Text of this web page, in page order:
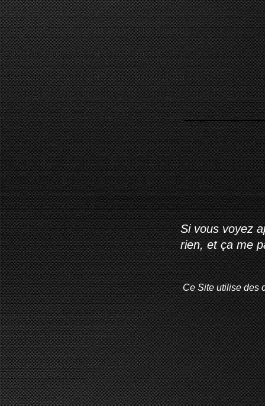
Si vous voyez
rien, et ça me
Ce Site utilise des